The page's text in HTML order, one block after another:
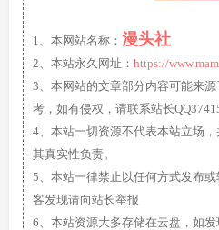
1、本网站名称： 漫头社
2、本站永久网址： https://
3、本网站的文章部分内容可能来
考，如有侵权，请联系站长
4、本站一切资源不代表本站立场
其真实性负责。
5、本站一律禁止以任何方式发布
客发现请向站长举报
6、本站资源大多存储在云盘，如